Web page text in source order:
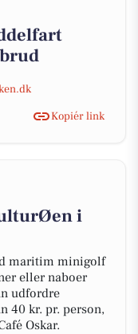
Kopiér link
i
maritim minigolf
eller naboer
udfordre
40 kr. pr. person,
Oskar.